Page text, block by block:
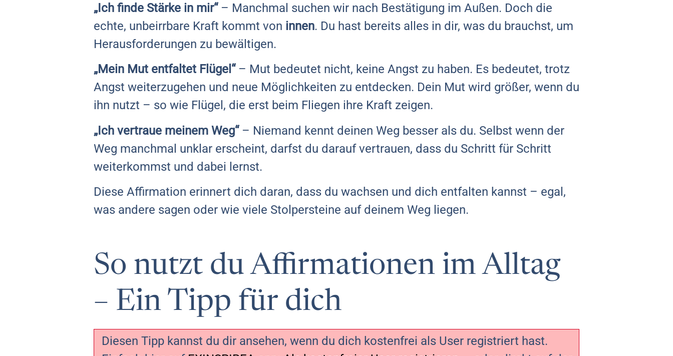
„Ich finde Stärke in mir“– Manchmal suchen wir nach Bestätigung im Außen. Doch die
echte, unbeirrbare Kraft kommt von innen. Du hast bereits alles in dir, was du brauchst, um
Herausforderungen zu bewältigen.
„Mein Mut entfaltet Flügel“– Mut bedeutet nicht, keine Angst zu haben. Es bedeutet, trotz
Angst weiterzugehen und neue Möglichkeiten zu entdecken. Dein Mut wird größer, wenn du
ihn nutzt – so wie Flügel, die erst beim Fliegen ihre Kraft zeigen.
„Ich vertraue meinem Weg“– Niemand kennt deinen Weg besser als du. Selbst wenn der
Weg manchmal unklar erscheint, darfst du darauf vertrauen, dass du Schritt für Schritt
weiterkommst und dabei lernst.
Diese Affirmation erinnert dich daran, dass du wachsen und dich entfalten kannst – egal,
was andere sagen oder wie viele Stolpersteine auf deinem Weg liegen.
So nutzt du Affirmationen im Alltag
– Ein Tipp für dich
Diesen Tipp kannst du dir ansehen, wenn du dich kostenfrei als User registriert hast.